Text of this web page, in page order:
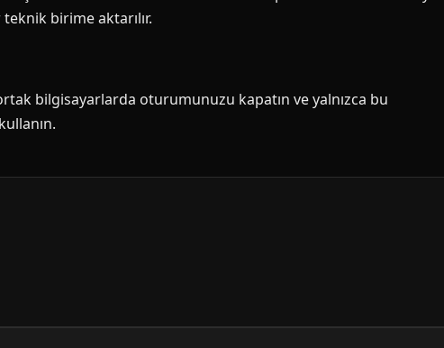
birime aktarılır.
bilgisayarlarda oturumunuzu kapatın ve yalnızca bu